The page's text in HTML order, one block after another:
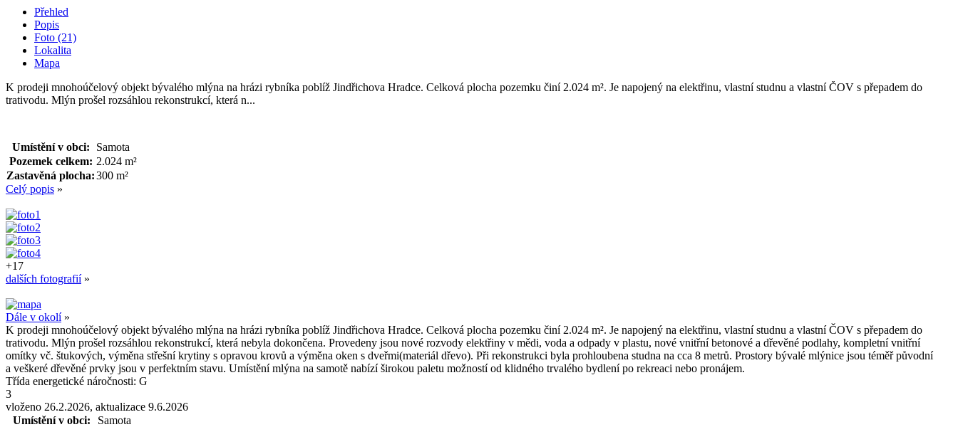
Přehled
Popis
Foto (21)
Lokalita
Mapa
K prodeji mnohoúčelový objekt bývalého mlýna na hrázi rybníka poblíž Jindřichova Hradce. Celková plocha pozemku činí 2.024 m². Je napojený na elektřinu, vlastní studnu a vlastní ČOV s přepadem do
trativodu. Mlýn prošel rozsáhlou rekonstrukcí, která n...
Umístění v obci:
Samota
Pozemek celkem: 2.024 m²
Zastavěná plocha:300 m²
Celý popis »
+17
dalších fotografií»
Dále v okolí»
K prodeji mnohoúčelový objekt bývalého mlýna na hrázi rybníka poblíž Jindřichova Hradce. Celková plocha pozemku činí 2.024 m². Je napojený na elektřinu, vlastní studnu a vlastní ČOV s přepadem do
trativodu. Mlýn prošel rozsáhlou rekonstrukcí, která nebyla dokončena. Provedeny jsou nové rozvody elektřiny v mědi, voda a odpady v plastu, nové vnitřní betonové a dřevěné podlahy, kompletní vnitřní
omítky vč. štukových, výměna střešní krytiny s opravou krovů a výměna oken s dveřmi(materiál dřevo). Při rekonstrukci byla prohloubena studna na cca 8 metrů. Prostory bývalé mlýnice jsou téměř původní
a veškeré dřevěné prvky jsou v perfektním stavu. Umístění mlýna na samotě nabízí širokou paletu možností od klidného trvalého bydlení po rekreaci nebo pronájem.
Třída energetické náročnosti: G
3
vloženo 26.2.2026, aktualizace 9.6.2026
Umístění v obci:
Samota